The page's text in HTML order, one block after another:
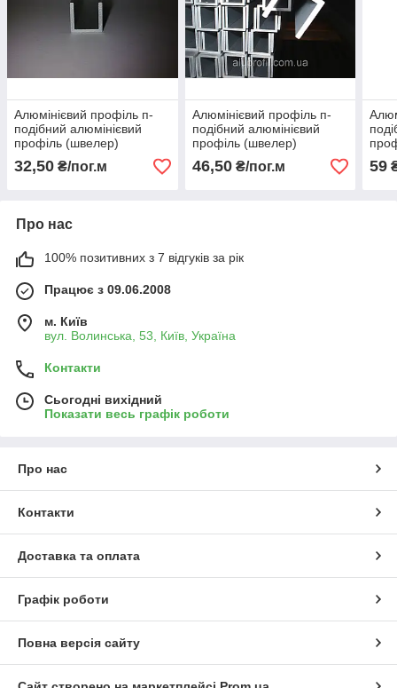
Алюмінієвий профіль п-
подібний алюмінієвий
профіль (швелер)
10х8х1,5 Б/П
32,50 ₴/пог.м
Алюмінієвий профіль п-
подібний алюмінієвий
профіль (швелер)
12х12х1,5 Б/П
46,50₴/пог.м 59
Про нас
100% позитивних з 7 відгуків за рік
Працює з 09.06.2008
м. Київ
вул. Волинська, 53, Київ, Україна
Контакти
Сьогодні вихідний
Показати весь графік роботи
Про нас
Контакти
Доставка та оплата
Графік роботи
Повна версія сайту